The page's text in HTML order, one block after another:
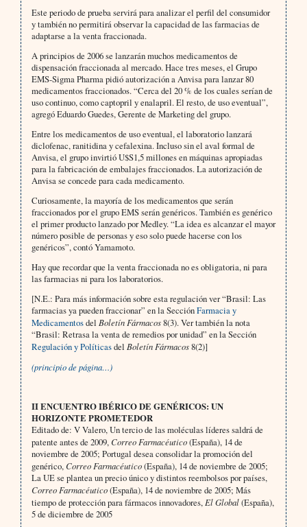
Este periodo de prueba servirá para analizar el perfil del consumidor
y también no permitirá observar la capacidad de las farmacias de
adaptarse a la venta fraccionada.
A principios de 2006 se lanzarán muchos medicamentos de
dispensación fraccionada al mercado. Hace tres meses, el Grupo
EMS-Sigma Pharma pidió autorización a Anvisa para lanzar 80
medicamentos fraccionados. “Cerca del 20 % de los cuales serían de
uso continuo, como captopril y enalapril. El resto, de uso eventual”,
agregó Eduardo Guedes, Gerente de Marketing del grupo.
Entre los medicamentos de uso eventual, el laboratorio lanzará
diclofenac, ranitidina y cefalexina. Incluso sin el aval formal de
Anvisa, el grupo invirtió U$S1,5 millones en máquinas apropiadas
para la fabricación de embalajes fraccionados. La autorización de
Anvisa se concede para cada medicamento.
Curiosamente, la mayoría de los medicamentos que serán
fraccionados por el grupo EMS serán genéricos. También es genérico
el primer producto lanzado por Medley. “La idea es alcanzar el mayor
número posible de personas y eso solo puede hacerse con los
genéricos”, contó Yamamoto.
Hay que recordar que la venta fraccionada no es obligatoria, ni para
las farmacias ni para los laboratorios.
[N.E.: Para más información sobre esta regulación ver “Brasil: Las
farmacias ya pueden fraccionar” en la SecciónFarmacia y
Medicamentosdel Boletín Fármacos8(3). Ver también la nota
“Brasil: Retrasa la venta de remedios por unidad” en la Sección
Regulación y Políticasdel Boletín Fármacos8(2)]
(principio de página…)
II ENCUENTRO IBÉRICO DE GENÉRICOS: UN
HORIZONTE PROMETEDOR
Editado de: V Valero, Un tercio de las moléculas líderes saldrá de
patente antes de 2009,Correo Farmacéutico(España), 14 de
noviembre de 2005; Portugal desea consolidar la promoción del
genérico,Correo Farmacéutico(España), 14 de noviembre de 2005;
La UE se plantea un precio único y distintos reembolsos por países,
Correo Farmacéutico(España), 14 de noviembre de 2005; Más
tiempo de protección para fármacos innovadores, El Global(España),
5 de diciembre de 2005